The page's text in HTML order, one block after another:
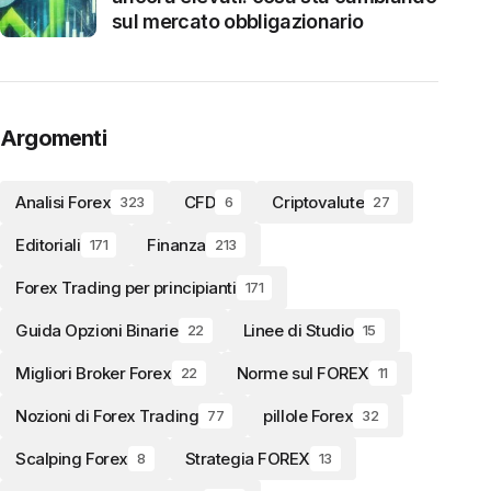
sul mercato obbligazionario
Argomenti
Analisi Forex 323 CFD 6 Criptovalute 27
Editoriali 171 Finanza 213
Forex Trading per principianti 171
Guida Opzioni Binarie 22 Linee di Studio 15
Migliori Broker Forex 22 Norme sul FOREX 11
Nozioni di Forex Trading 77 pillole Forex 32
Scalping Forex 8 Strategia FOREX 13